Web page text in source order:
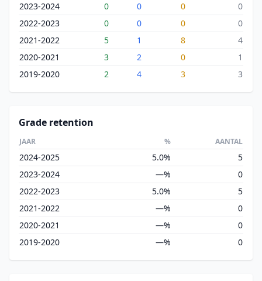
2023-2024
0 0 0
0
2022-2023
0 0 0
0
2021-2022
5 1 8
4
2020-2021
3 2 0
1
2019-2020
2 4 3 3
Grade retention
JAAR % AANTAL
2024-2025 5.0%
5
2023-2024
—%
0
2022-2023
5.0%
5
2021-2022
—%
0
2020-2021
—%
0
2019-2020
—% 0